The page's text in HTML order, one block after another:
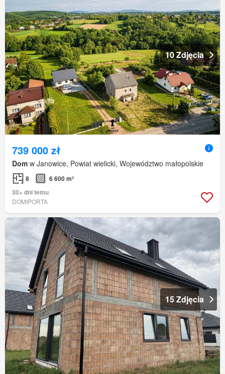
10 Zdjęcia
739 000 zł
Dom w Janowice, Powiat wielicki, Województwo małopolskie
8
6 600 m²
30+ dni temu
DOMIPORTA
15 Zdjęcia